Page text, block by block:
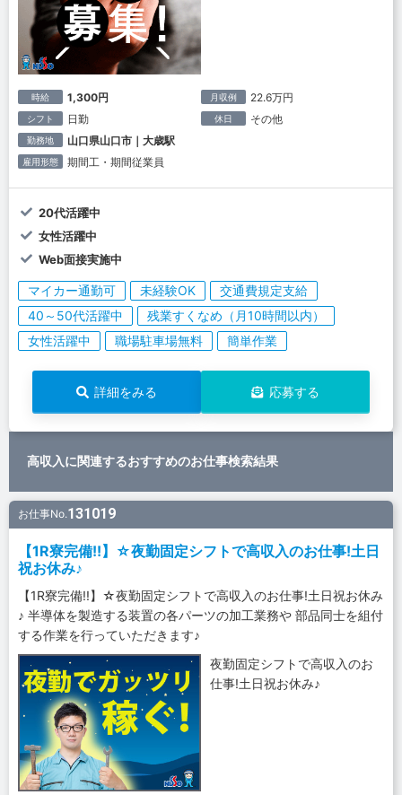
時給 1,300円 月収例 22.6万円
シフト 日勤 休日 その他
勤務地 山口県山口市｜大歳駅
雇用形態 期間工・期間従業員
20代活躍中
女性活躍中
Web面接実施中
マイカー通勤可 未経験OK
交通費規定支給
40～50代活躍中
残業すくなめ（月10時間以内）
女性活躍中
職場駐車場無料 簡単作業
詳細をみる 応募する
高収入に関連するおすすめのお仕事検索結果
お仕事No.131019
【1R寮完備!!】☆夜勤固定シフトで高収入のお仕事!土日
祝お休み♪
【1R寮完備!!】☆夜勤固定シフトで高収入のお仕事!土日祝お休み
♪ 半導体を製造する装置の各パーツの加工業務や 部品同士を組付
する作業を行っていただきます♪
夜勤固定シフトで高収入のお
仕事!土日祝お休み♪